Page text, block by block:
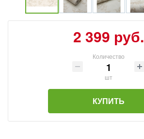
2 399 руб.
Количество
шт
КУПИТЬ